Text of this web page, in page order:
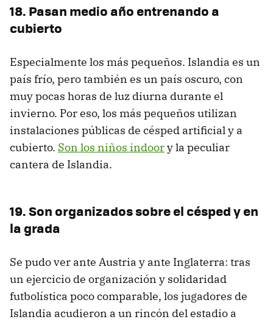
18. Pasan medio año entrenando a
cubierto
Especialmente los más pequeños. Islandia es un
país frío, pero también es un país oscuro, con
muy pocas horas de luz diurna durante el
invierno. Por eso, los más pequeños utilizan
instalaciones públicas de césped artificial y a
cubierto. Son los niños indoory la peculiar
cantera de Islandia.
19. Son organizados sobre el césped y en
la grada
Se pudo ver ante Austria y ante Inglaterra: tras
un ejercicio de organización y solidaridad
futbolística poco comparable, los jugadores de
Islandia acudieron a un rincón del estadio a